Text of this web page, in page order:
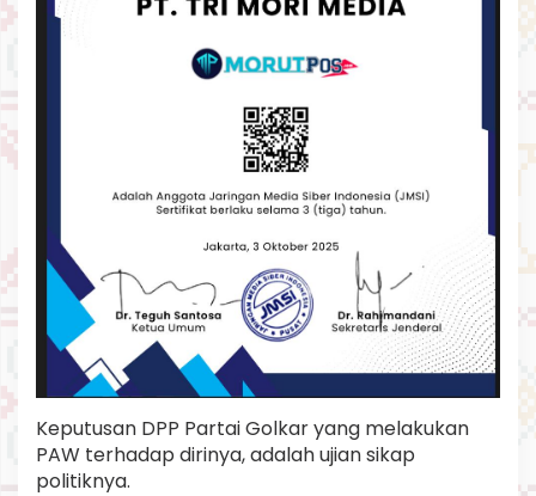
Keputusan DPP Partai Golkar yang melakukan
PAW terhadap dirinya, adalah ujian sikap
politiknya.